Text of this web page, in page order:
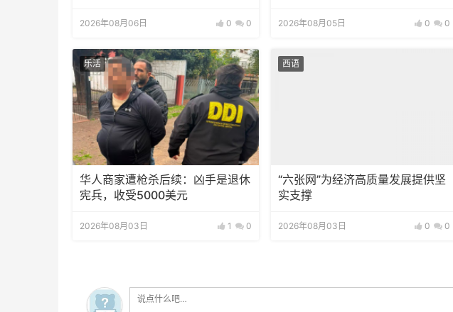
2026年08月06日 0 0 2026年08月05日 0 0
乐活
华人商家遭枪杀后续：凶手是退休
宪兵，收受5000美元
2026年08月03日 1 0
西语
“六张网”为经济高质量发展提供坚
实支撑
2026年08月03日 0 0